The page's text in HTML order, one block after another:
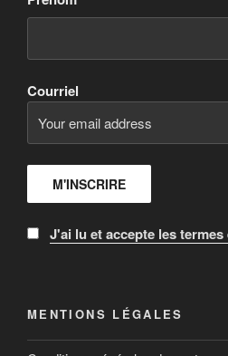
Courriel
J'ai lu et accepte les
MENTIONS LÉGALES